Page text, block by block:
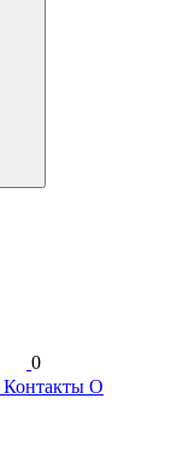
0
Контакты О